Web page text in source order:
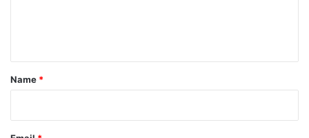
*
Name *